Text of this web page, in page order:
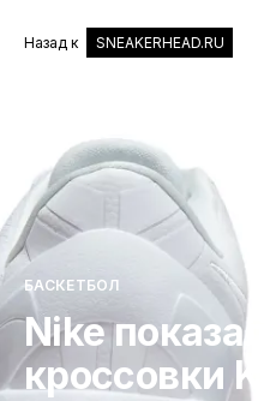
Назад к SNEAKERHEAD.RU
БАСКЕТБОЛ
Nike
кроссовки